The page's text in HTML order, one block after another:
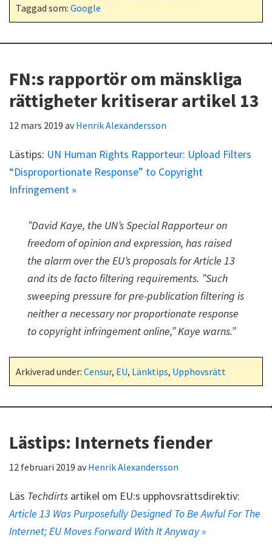
Taggad som: Google
FN:s rapportör om mänskliga
rättigheter kritiserar artikel 13
12 mars 2019 avHenrik Alexandersson
Lästips: UN Human Rights Rapporteur: Upload Filters
“Disproportionate Response” to Copyright
Infringement »
”David Kaye, the UN’s Special Rapporteur on
freedom of opinion and expression, has raised
the alarm over the EU’s proposals for Article 13
and its de facto filtering requirements. ”Such
sweeping pressure for pre-publication filtering is
neither a necessary nor proportionate response
to copyright infringement online,” Kaye warns.”
Arkiverad under: Censur, EU, Länktips, Upphovsrätt
Lästips: Internets fiender
12 februari 2019 avHenrik Alexandersson
Läs Techdirts artikel om EU:s upphovsrättsdirektiv:
Article 13 Was Purposefully Designed To Be Awful For The
Internet; EU Moves Forward With It Anyway »